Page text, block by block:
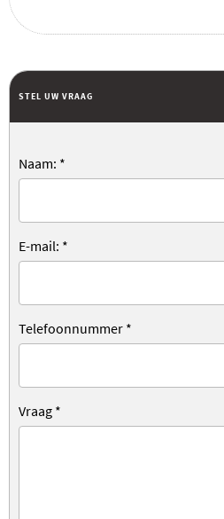
STEL UW VRAAG
Naam: *
E-mail: *
Telefoonnummer *
Vraag *